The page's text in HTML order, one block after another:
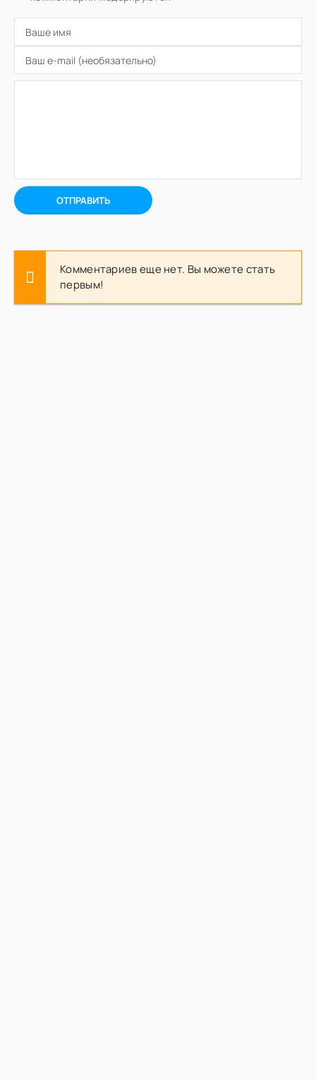
ОТПРАВИТЬ
Комментариев еще нет. Вы можете стать
первым!